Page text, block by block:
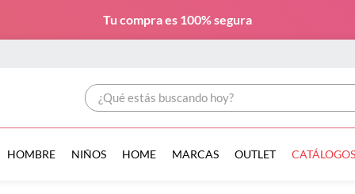
Tu compra es 100% segura
¿Qué estás buscando hoy?
HOMBRE NIÑOS HOME MARCAS OUTLET CATÁLOGOS